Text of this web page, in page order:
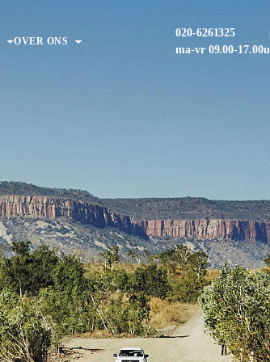
OVER ONS
020-6261325
ma-vr 09.00-17.00u